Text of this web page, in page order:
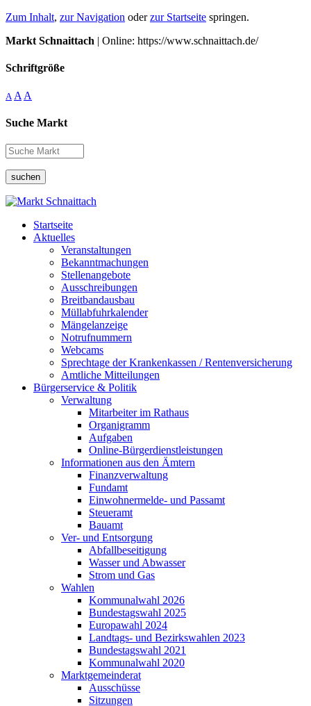
Zum Inhalt, zur Navigation oderzur Startseite springen.
Markt Schnaittach | Online: https://www.schnaittach.de/
Schriftgröße
A A A
Suche Markt
suchen
Startseite
Aktuelles
Veranstaltungen
Bekanntmachungen
Stellenangebote
Ausschreibungen
Breitbandausbau
Müllabfuhrkalender
Mängelanzeige
Notrufnummern
Webcams
Sprechtage der Krankenkassen / Rentenversicherung
Amtliche Mitteilungen
Bürgerservice & Politik
Verwaltung
Mitarbeiter im Rathaus
Organigramm
Aufgaben
Online-Bürgerdienstleistungen
Informationen aus den Ämtern
Finanzverwaltung
Fundamt
Einwohnermelde- und Passamt
Steueramt
Bauamt
Ver- und Entsorgung
Abfallbeseitigung
Wasser und Abwasser
Strom und Gas
Wahlen
Kommunalwahl 2026
Bundestagswahl 2025
Europawahl 2024
Landtags- und Bezirkswahlen 2023
Bundestagswahl 2021
Kommunalwahl 2020
Marktgemeinderat
Ausschüsse
Sitzungen